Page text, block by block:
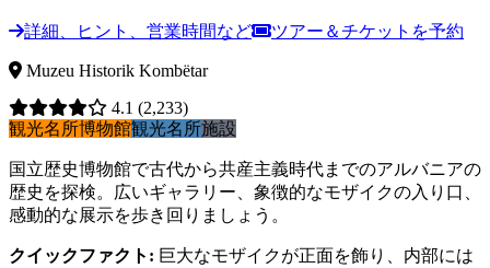
詳細、ヒント、営業時間など ツアー＆チケットを予約
Muzeu Historik Kombëtar
4.1 (2,233)
観光名所博物館観光名所施設
国立歴史博物館で古代から共産主義時代までのアルバニアの
歴史を探検。広いギャラリー、象徴的なモザイクの入り口、
感動的な展示を歩き回りましょう。
クイックファクト : 巨大なモザイクが正面を飾り、内部には